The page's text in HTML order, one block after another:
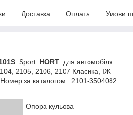
Доставка Оплата Умови
Sport HORT для автомобіля
2105, 2106, 2107 Класика, ІЖ
Номер за каталогом: 2101-3504082
Опора кульова